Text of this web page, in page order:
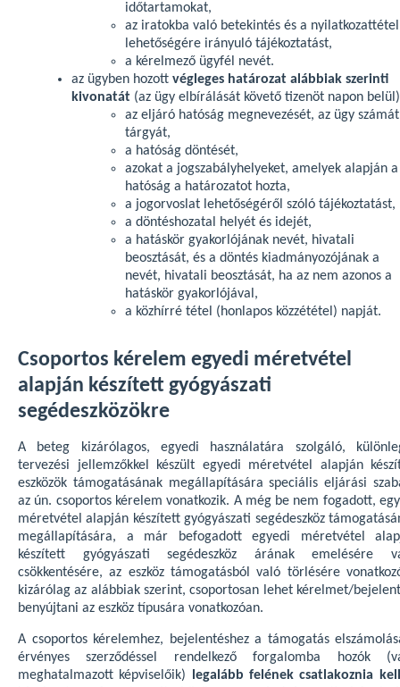
időtartamokat,
az iratokba való betekintés és a nyilatkozattétel
lehetőségére irányuló tájékoztatást,
a kérelmező ügyfél nevét.
az ügyben hozott végleges határozat alábbiak szerinti
kivonatát (az ügy elbírálását követő tizenöt napon belül)
az eljáró hatóság megnevezését, az ügy
tárgyát,
a hatóság döntését,
azokat a jogszabályhelyeket, amelyek alapján a
hatóság a határozatot hozta,
a jogorvoslat lehetőségéről szóló tájékoztatást,
a döntéshozatal helyét és idejét,
a hatáskör gyakorlójának nevét, hivatali
beosztását, és a döntés kiadmányozójának a
nevét, hivatali beosztását, ha az nem azonos a
hatáskör gyakorlójával,
a közhírré tétel (honlapos közzététel) napját.
Csoportos kérelem egyedi méretvétel
alapján készített gyógyászati
segédeszközökre
A beteg kizárólagos, egyedi használatára szolgáló,
tervezési jellemzőkkel készült egyedi méretvétel alapján
eszközök támogatásának megállapítására speciális eljárási
az ún. csoportos kérelem vonatkozik. A még be nem fogadott,
méretvétel alapján készített gyógyászati segédeszköz
megállapítására, a már befogadott egyedi méretvétel
készített gyógyászati segédeszköz árának emelésére
csökkentésére, az eszköz támogatásból való törlésére
kizárólag az alábbiak szerint, csoportosan lehet kérelmet/
benyújtani az eszköz típusára vonatkozóan.
A csoportos kérelemhez, bejelentéshez a támogatás
érvényes szerződéssel rendelkező forgalomba hozók
meghatalmazott képviselőik)
legalább felének csatlakoznia